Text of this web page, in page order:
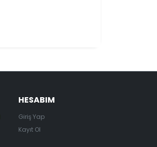
HESABIM
Giriş Yap
Kayıt Ol